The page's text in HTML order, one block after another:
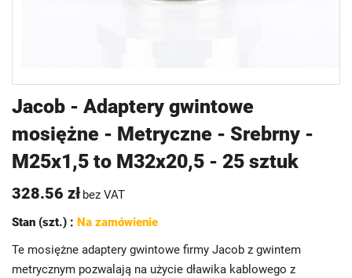
Jacob - Adaptery gwintowe
mosiężne - Metryczne - Srebrny -
M25x1,5 to M32x20,5 - 25 sztuk
328.56 zł bez VAT
Stan (szt.) : Na zamówienie
Te mosiężne adaptery gwintowe firmy Jacob z gwintem
metrycznym pozwalają na użycie dławika kablowego z
na
początek
galerii